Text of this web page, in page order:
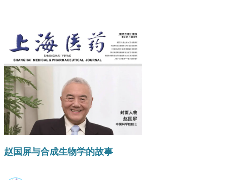
创；打破传统理论体系；提出新概念，新理论，新方法；研
发出颠覆性、普适性的技术。
赵国屏与合成生物学的故事